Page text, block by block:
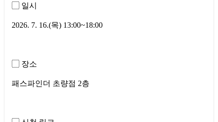
▢ 일시
2026. 7. 16.(목) 13:00~18:00
▢ 장소
패스파인더 초량점 2층